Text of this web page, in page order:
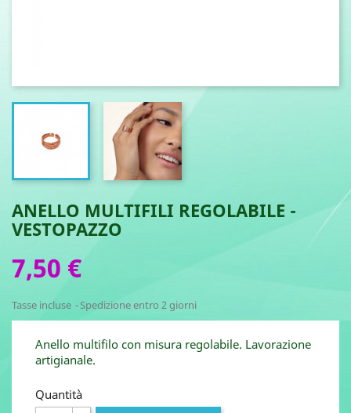
ANELLO MULTIFILI REGOLABILE -
VESTOPAZZO
7,50 €
Tasse incluse Spedizione entro 2 giorni
Anello multifilo con misura regolabile. Lavorazione
artigianale.
Quantità